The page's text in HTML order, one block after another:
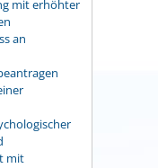
mit erhöhter
an
mit